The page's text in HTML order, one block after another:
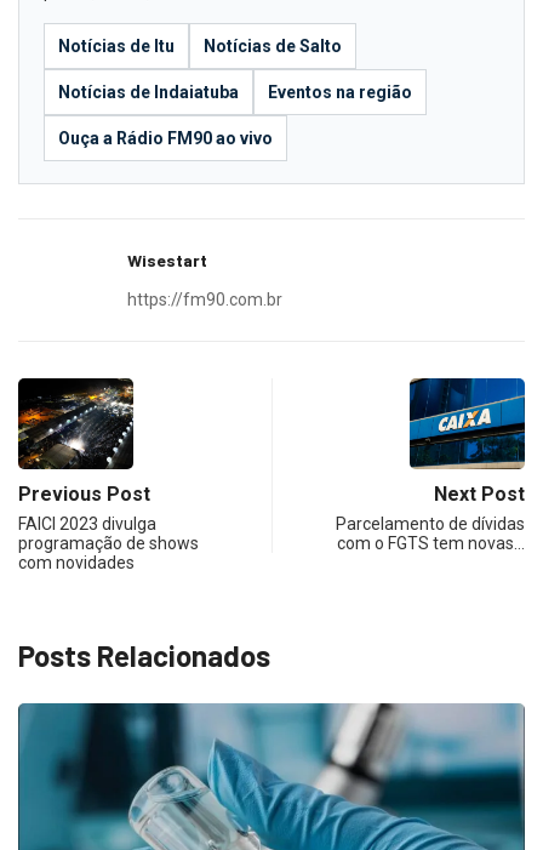
Notícias de Itu Notícias de Salto
Notícias de Indaiatuba Eventos na região
Ouça a Rádio FM90 ao vivo
Wisestart
https://fm90.com.br
Previous Post
FAICI 2023 divulga
programação de shows
com novidades
Next Post
Parcelamento de dívidas
com o FGTS tem novas…
Posts Relacionados